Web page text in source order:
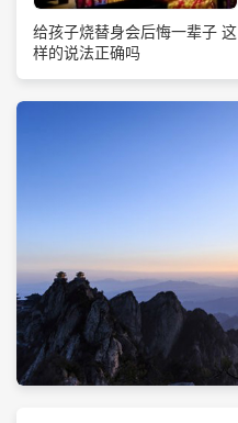
给孩子烧替身会后悔一辈子 这
样的说法正确吗